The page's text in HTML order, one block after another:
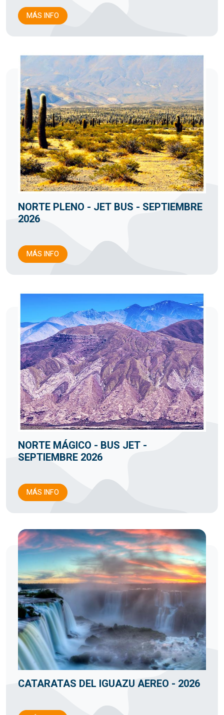
MÁS INFO
NORTE PLENO - JET BUS - SEPTIEMBRE
2026
MÁS INFO
NORTE MÁGICO - BUS JET -
SEPTIEMBRE 2026
MÁS INFO
CATARATAS DEL IGUAZU AEREO - 2026